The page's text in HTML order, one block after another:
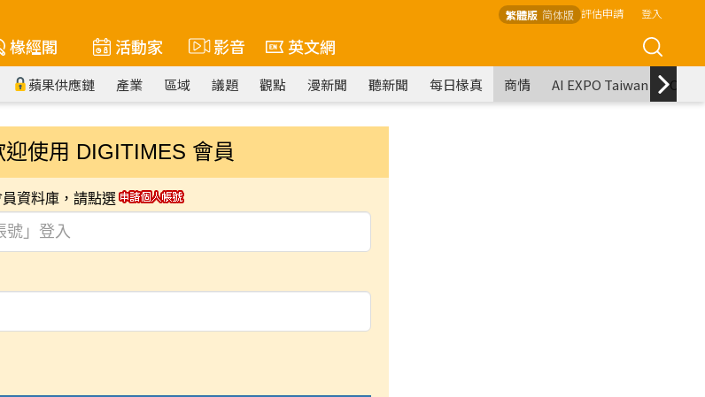
繁體版 简体版 評估申請 登入
椽經閣 活動家 影音 英文網
蘋果供應鏈 產業 區域 議題 觀點 漫新聞 聽新聞 每日椽真 商情 AI EXPO Taiwan
迎使用 DIGITIMES 會員
資料庫，請點選